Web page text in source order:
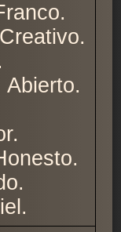
Abierto.